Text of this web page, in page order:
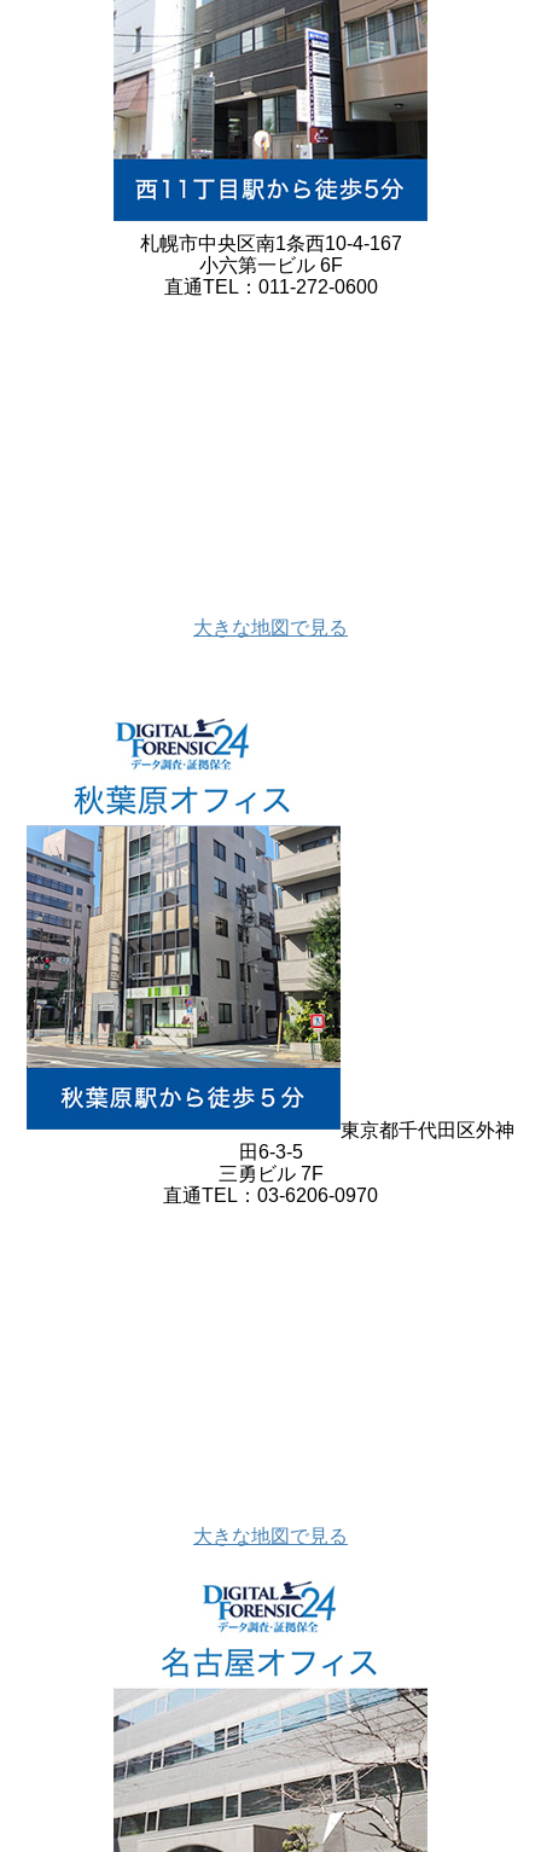
札幌市中央区南1条西10-4-167
小六第一ビル 6F
直通TEL：011-272-0600
大きな地図で見る
東京都千代田区外神
田6-3-5
三勇ビル 7F
直通TEL：03-6206-0970
大きな地図で見る